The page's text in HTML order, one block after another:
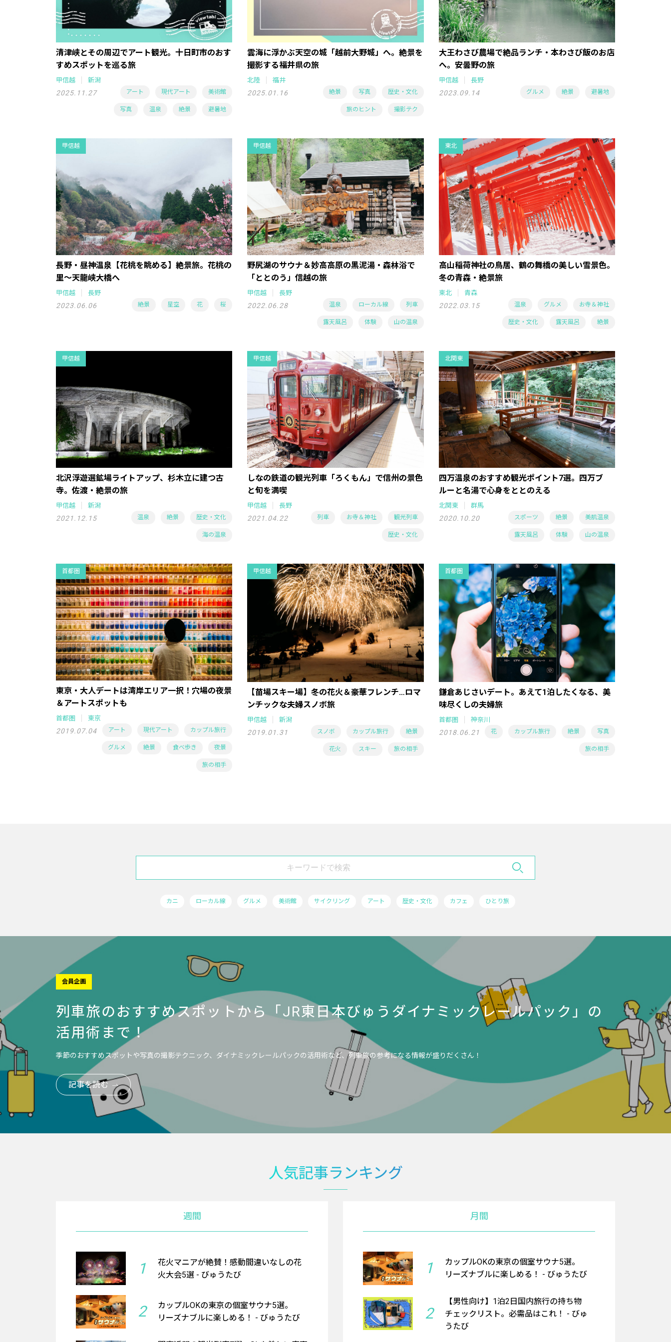
清津峡とその周辺でアート観光。十日町市のおす
すめスポットを巡る旅
甲信越 新潟
2025.11.27 アート 現代アート 美術館
写真 温泉 絶景 避暑地
雲海に浮かぶ天空の城「越前大野城」へ。絶景を
撮影する福井県の旅
北陸 福井
2025.01.16 絶景 写真 歴史・文化
旅のヒント 撮影テク
大王わさび農場で絶品ランチ・本わさび飯のお店
へ。安曇野の旅
甲信越 長野
2023.09.14 グルメ 絶景 避暑地
甲信越
長野・昼神温泉【花桃を眺める】絶景旅。花桃の
里～天龍峡大橋へ
甲信越 長野
2023.06.06 絶景 星空 花 桜
甲信越
野尻湖のサウナ＆妙高高原の黒泥湯・森林浴で
「ととのう」信越の旅
甲信越 長野
2022.06.28 温泉 ローカル線 列車
露天風呂 体験 山の温泉
東北
高山稲荷神社の鳥居、鶴の舞橋の美しい雪景色。
冬の青森・絶景旅
東北 青森
2022.03.15 温泉 グルメ お寺＆神社
歴史・文化 露天風呂 絶景
甲信越
北沢浮遊選鉱場ライトアップ、杉木立に建つ古
寺。佐渡・絶景の旅
甲信越 新潟
2021.12.15 温泉 絶景 歴史・文化
海の温泉
甲信越
しなの鉄道の観光列車「ろくもん」で信州の景色
と旬を満喫
甲信越 長野
2021.04.22 列車 お寺＆神社 観光列車
歴史・文化
北関東
四万温泉のおすすめ観光ポイント7選。四万ブ
ルーと名湯で心身をととのえる
北関東 群馬
2020.10.20 スポーツ 絶景 美肌温泉
露天風呂 体験 山の温泉
首都圏
東京・大人デートは湾岸エリア一択！穴場の夜景
＆アートスポットも
首都圏 東京
2019.07.04 アート 現代アート カップル旅行
グルメ 絶景 食べ歩き 夜景
旅の相手
甲信越
【苗場スキー場】冬の花火＆豪華フレンチ…ロマ
ンチックな夫婦スノボ旅
甲信越 新潟
2019.01.31 スノボ カップル旅行 絶景
花火 スキー 旅の相手
首都圏
鎌倉あじさいデート。あえて1泊したくなる、美
味尽くしの夫婦旅
首都圏 神奈川
2018.06.21 花 カップル旅行 絶景 写真
旅の相手
カニ ローカル線 グルメ 美術館 サイクリング アート 歴史・文化 カフェ ひとり旅
会員企画
列車旅のおすすめスポットから「JR東日本びゅうダイナミックレールパック」の
活用術まで！
季節のおすすめスポットや写真の撮影テクニック、ダイナミックレールパックの活用術など、列車旅の参考になる情報が盛りだくさん！
記事を読む
人気記事ランキング
週間
1
花火マニアが絶賛！感動間違いなしの花
火大会5選 - びゅうたび
2
カップルOKの東京の個室サウナ5選。
リーズナブルに楽しめる！ - びゅうたび
月間
1
カップルOKの東京の個室サウナ5選。
リーズナブルに楽しめる！ - びゅうたび
2
【男性向け】1泊2日国内旅行の持ち物
チェックリスト。必需品はこれ！ - びゅ
うたび